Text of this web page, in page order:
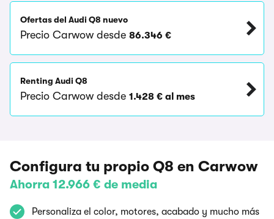
Ofertas del Audi Q8 nuevo
Precio Carwow desde 86.346 €
Renting Audi Q8
Precio Carwow desde 1.428 € al mes
Configura tu propio Q8 en Carwow
Ahorra 12.966 € de media
Personaliza el color, motores, acabado y mucho más